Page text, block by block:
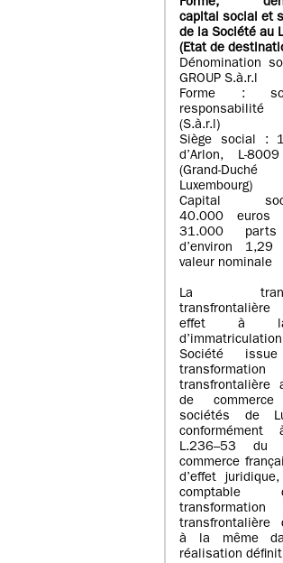
Forme,
capital social et
de la Société au
(Etat de
Dénomination
GROUP S.à.r.l
Forme :
(S.à.r.l)
Siège social :
d’Arlon, L-
(Grand-
Luxembourg)
Capital
40.000 euros
31.000 parts
d’environ
valeur nominale
La
effet à
Société
transformation
transfrontalière
de
sociétés de
conformément
L.236–53 du
commerce
d’effet
transformation
transfrontalière
à la même
réalisation